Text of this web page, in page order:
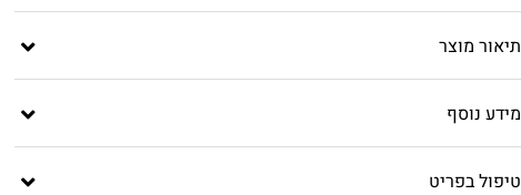
תיאור מוצר
מידע נוסף
טיפול בפריט